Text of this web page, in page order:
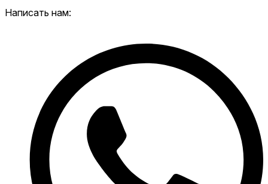
Написать нам: